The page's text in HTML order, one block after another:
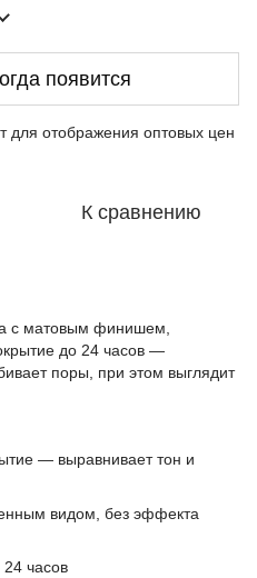
появится
для отображения оптовых цен
К сравнению
с матовым финишем,
до 24 часов —
поры, при этом выглядит
— выравнивает тон и
видом, без эффекта
24 часов